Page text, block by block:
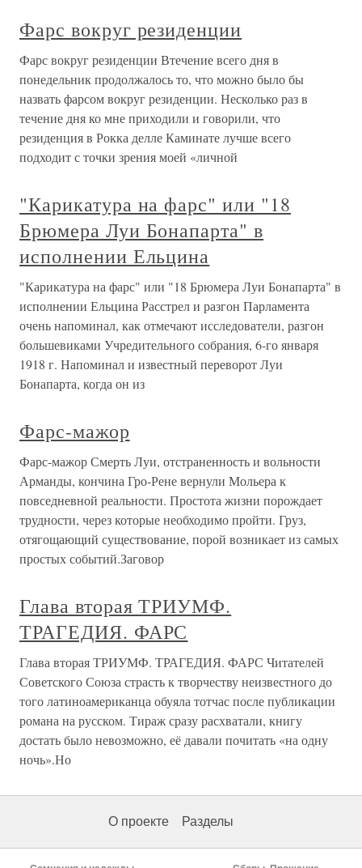
Фарс вокруг резиденции
Фарс вокруг резиденции Втечение всего дня в
понедельник продолжалось то, что можно было бы
назвать фарсом вокруг резиденции. Несколько раз в
течение дня ко мне приходили и говорили, что
резиденция в Рокка делле Каминате лучше всего
подходит с точки зрения моей «личной
"Карикатура на фарс" или "18
Брюмера Луи Бонапарта" в
исполнении Ельцина
"Карикатура на фарс" или "18 Брюмера Луи Бонапарта" в
исполнении Ельцина Расстрел и разгон Парламента
очень напоминал, как отмечают исследователи, разгон
большевиками Учредительного собрания, 6-го января
1918 г. Напоминал и известный переворот Луи
Бонапарта, когда он из
Фарс-мажор
Фарс-мажор Смерть Луи, отстраненность и вольности
Арманды, кончина Гро-Рене вернули Мольера к
повседневной реальности. Простота жизни порождает
трудности, через которые необходимо пройти. Груз,
отягощающий существование, порой возникает из самых
простых событий.Заговор
Глава вторая ТРИУМФ.
ТРАГЕДИЯ. ФАРС
Глава вторая ТРИУМФ. ТРАГЕДИЯ. ФАРС Читателей
Советского Союза страсть к творчеству неизвестного до
того латиноамериканца обуяла тотчас после публикации
романа на русском. Тираж сразу расхватали, книгу
достать было невозможно, её давали почитать «на одну
ночь».Но
О проекте Разделы